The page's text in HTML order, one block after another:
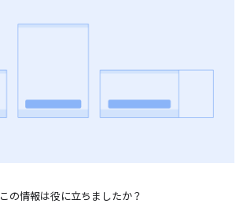
この情報は役に立ちましたか？